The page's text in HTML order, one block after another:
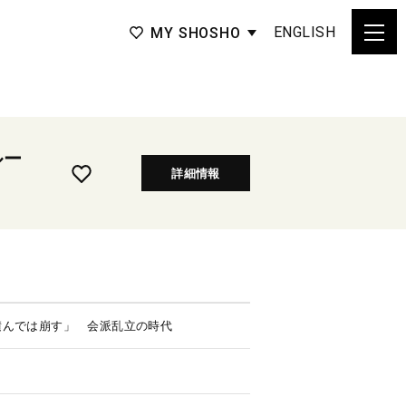
MY SHOSHO ENGLISH
詳細情報
では崩す」 会派乱立の時代